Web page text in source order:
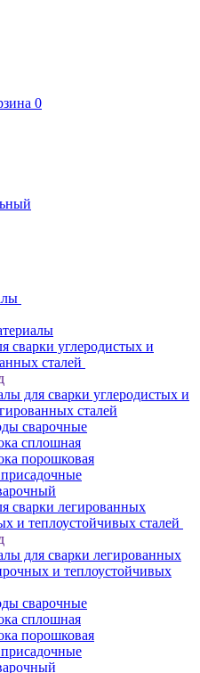
0
сварки углеродистых и
сталей
для сварки углеродистых и
сталей
сварочные
сплошная
порошковая
сварки легированных
и теплоустойчивых сталей
для сварки легированных
и теплоустойчивых
сварочные
сплошная
порошковая